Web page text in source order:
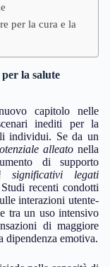
per la cura e la
la salute
capitolo nelle
inediti per la
individui. Se da un
alleato nella
di supporto
significativi legati
recenti condotti
interazioni utente-
tra un uso intensivo
di maggiore
dipendenza emotiva.